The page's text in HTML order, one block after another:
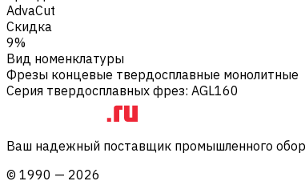
AdvaCut
Скидка
9%
Вид номенклатуры
Фрезы концевые твердосплавные монолитные
Серия твердосплавных фрез: AGL160
Ваш надежный поставщик промышленного
© 1990 — 2026